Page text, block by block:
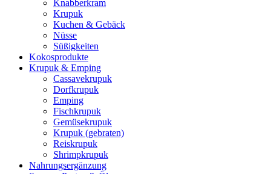
Knabberkram
Krupuk
Kuchen & Gebäck
Nüsse
Süßigkeiten
Kokosprodukte
Krupuk & Emping
Cassavekrupuk
Dorfkrupuk
Emping
Fischkrupuk
Gemüsekrupuk
Krupuk (gebraten)
Reiskrupuk
Shrimpkrupuk
Nahrungsergänzung